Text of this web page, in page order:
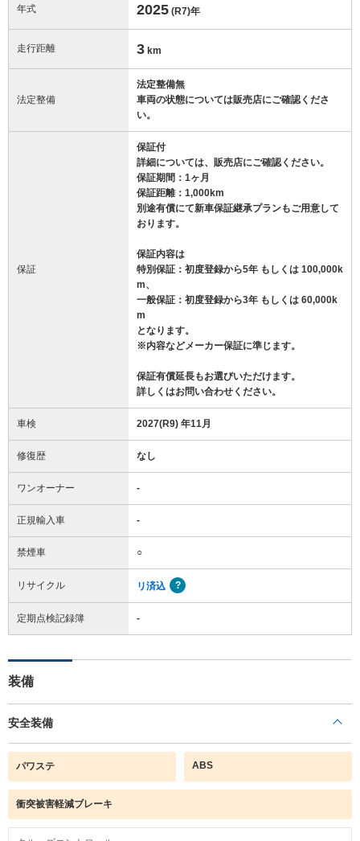
年式 2025 (R7)年
走行距離 3 km
法定整備
法定整備無
車両の状態については販売店にご確認くださ
い。
保証
保証付
詳細については、販売店にご確認ください。
保証期間：1ヶ月
保証距離：1,000km
別途有償にて新車保証継承プランもご用意して
おります。
保証内容は
特別保証：初度登録から5年 もしくは 100,000k
m、
一般保証：初度登録から3年 もしくは 60,000k
m
となります。
※内容などメーカー保証に準じます。
保証有償延長もお選びいただけます。
詳しくはお問い合わせください。
車検 2027(R9) 年11月
修復歴 なし
ワンオーナー -
正規輸入車 -
禁煙車 ○
リサイクル リ済込
定期点検記録簿 -
装備
安全装備
パワステ ABS
衝突被害軽減ブレーキ